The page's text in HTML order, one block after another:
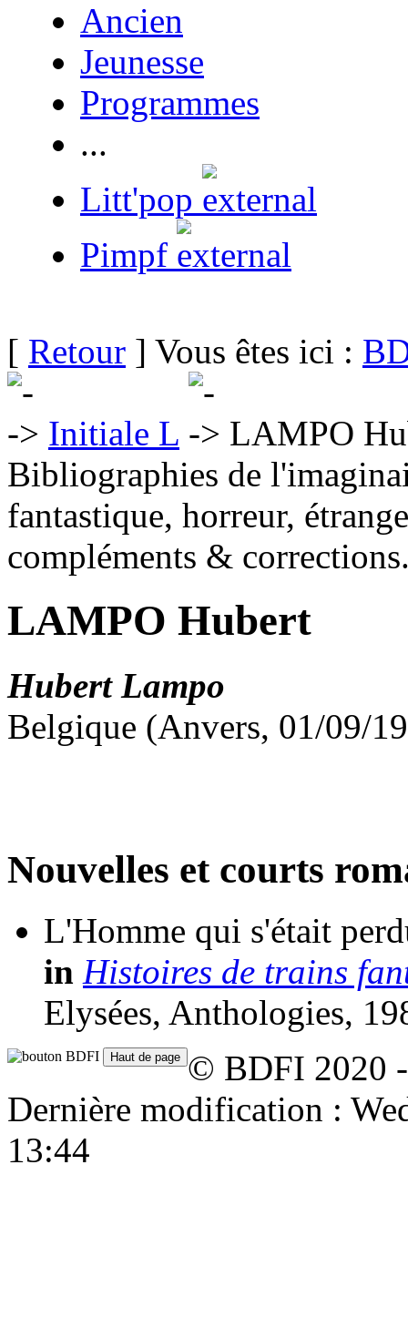
Ancien
Jeunesse
Programmes
...
Litt'pop
Pimpf
[ Retour ] Vous êtes ici :
Initiale L
LAMPO
Bibliographies de
fantastique, horreur,
compléments &
LAMPO Hubert
Hubert Lampo
Belgique (Anvers, 01/09/
Nouvelles et courts
L'Homme qui s'était
in Histoires de trains
Elysées, Anthologies,
© BDFI 2020
Dernière modification :
13:44